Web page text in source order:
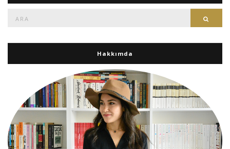
Hakkımda